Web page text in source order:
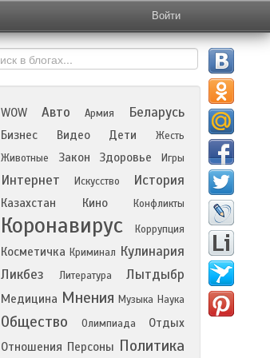
Войти
WOW Авто Армия Беларусь
Бизнес Видео Дети
Жесть
Животные
Закон Здоровье Игры
Интернет Искусство История
Казахстан Кино Конфликты
Коронавирус Коррупция
Косметичка Криминал Кулинария
Ликбез
Литература Лытдыбр
Медицина Мнения Музыка Наука
Общество Олимпиада
Отдых
Отношения Персоны Политика